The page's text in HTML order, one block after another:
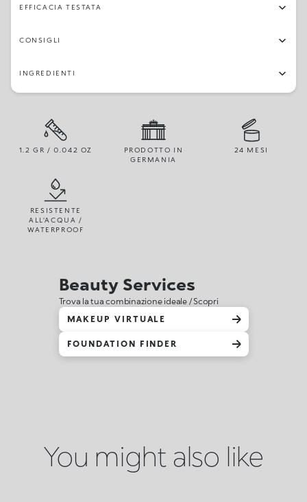
EFFICACIA TESTATA
CONSIGLI
INGREDIENTI
1.2 GR / 0.042 OZ
PRODOTTO IN
GERMANIA
24 MESI
RESISTENTE
ALL'ACQUA /
WATERPROOF
Beauty Services
Trova la tua combinazione ideale / Scopri
MAKEUP VIRTUALE
FOUNDATION FINDER
You might also like